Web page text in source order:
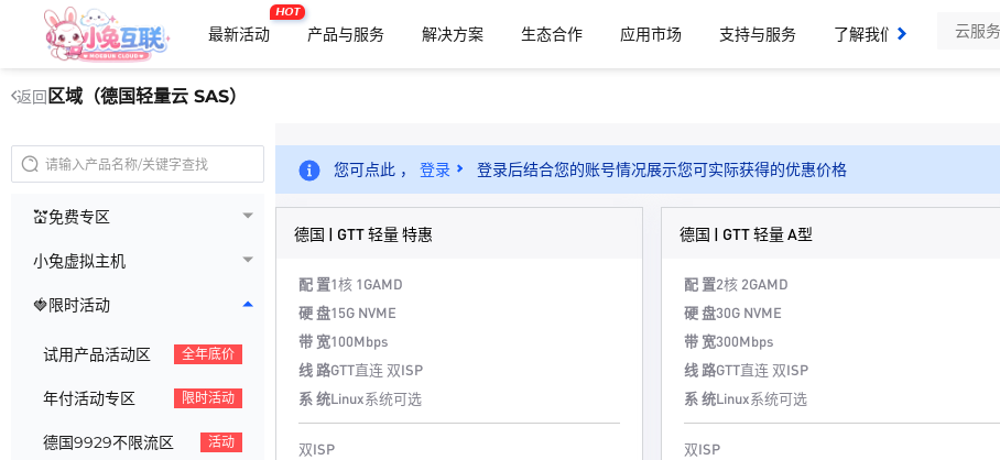
最新活动
HOT
产品与服务 解决方案 生态合作 应用市场 支持与服务
了解我们
返回 区域（德国轻量云 SAS）
💒免费专区
小兔虚拟主机
🍓限时活动
试用产品活动区 全年底价
年付活动专区 限时活动
德国9929不限流区 活动
您可点此 ， 登录 登录后结合您的账号情况展示您可实际获得的优惠价格
德国 | GTT 轻量 特惠
配 置1核 1GAMD
硬 盘15G NVME
带 宽100Mbps
线 路GTT直连 双ISP
系 统Linux系统可选
双ISP
德国 | GTT 轻量 A型
配 置2核 2GAMD
硬 盘30G NVME
带 宽300Mbps
线 路GTT直连 双ISP
系 统Linux系统可选
双ISP